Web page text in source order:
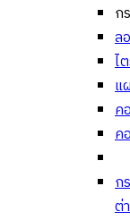
ก
ล
ไ
แ
ค
ค
ก
ต่